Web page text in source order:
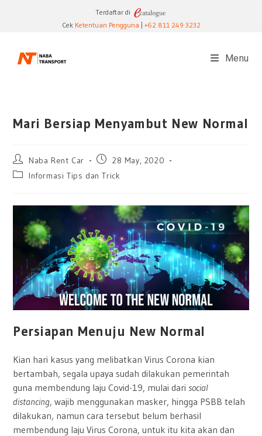
Terdaftar di
CekKetentuan Pengguna +62 811 249 3232
Menu
Mari Bersiap Menyambut New Normal
Post
author:
Naba Rent Car
Post28 May, 2020
PostInformasi Tips dan Trick
Persiapan Menuju New Normal
Kian hari kasus yang melibatkan Virus Corona kian
bertambah, segala upaya sudah dilakukan pemerintah
guna membendung laju Covid-19, mulai darisocial
distancing, wajib menggunakan masker, hingga PSBB telah
dilakukan, namun cara tersebut belum berhasil
membendung laju Virus Corona, untuk itu kita akan dan